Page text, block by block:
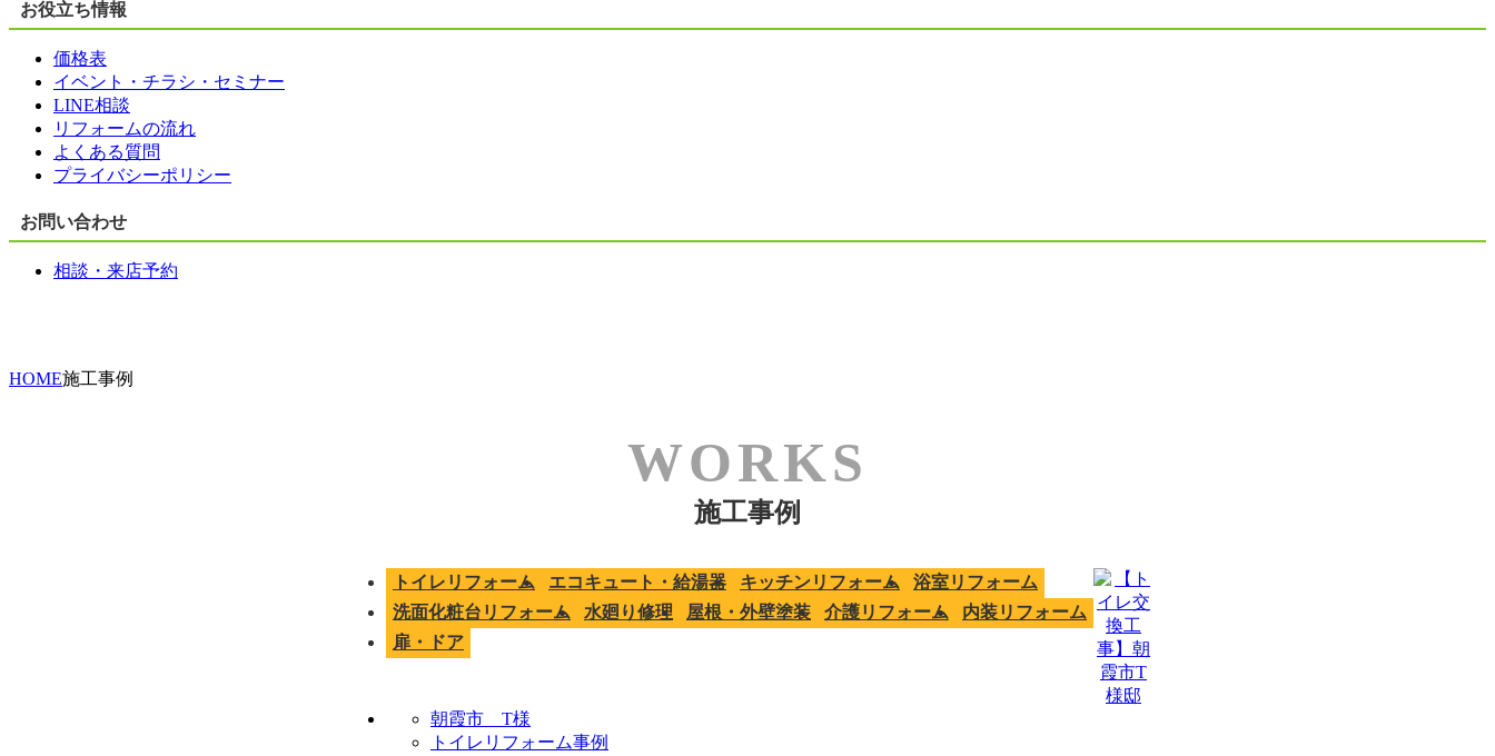
お役立ち情報
価格表
イベント・チラシ・セミナー
LINE相談
リフォームの流れ
よくある質問
プライバシーポリシー
お問い合わせ
相談・来店予約
HOME施工事例
施工事例
トイレリフォーム エコキュート・給湯器 キッチンリフォーム
浴室リフォーム
洗面化粧台リフォーム
水廻り修理 屋根・外壁塗装 介護リフォーム
内装リフォーム
扉・ドア
朝霞市 T様
トイレリフォーム事例